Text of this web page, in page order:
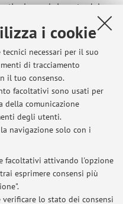
i cookie
necessari per il suo
di tracciamento
il tuo consenso.
facoltativi sono usati per
della comunicazione
degli utenti.
navigazione solo con i
facoltativi attivando l'opzione
esprimere consensi più
lo stato dei consensi
lo svolgimento del
provided only to those
to attend lessons in